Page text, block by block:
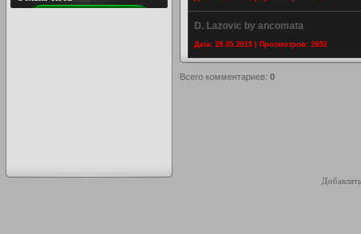
D. Lazovic by ancomata
Дата: 28.05.2015 | Просмотров: 2692
Всего комментариев: 0